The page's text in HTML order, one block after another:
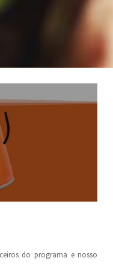
do programa e nosso